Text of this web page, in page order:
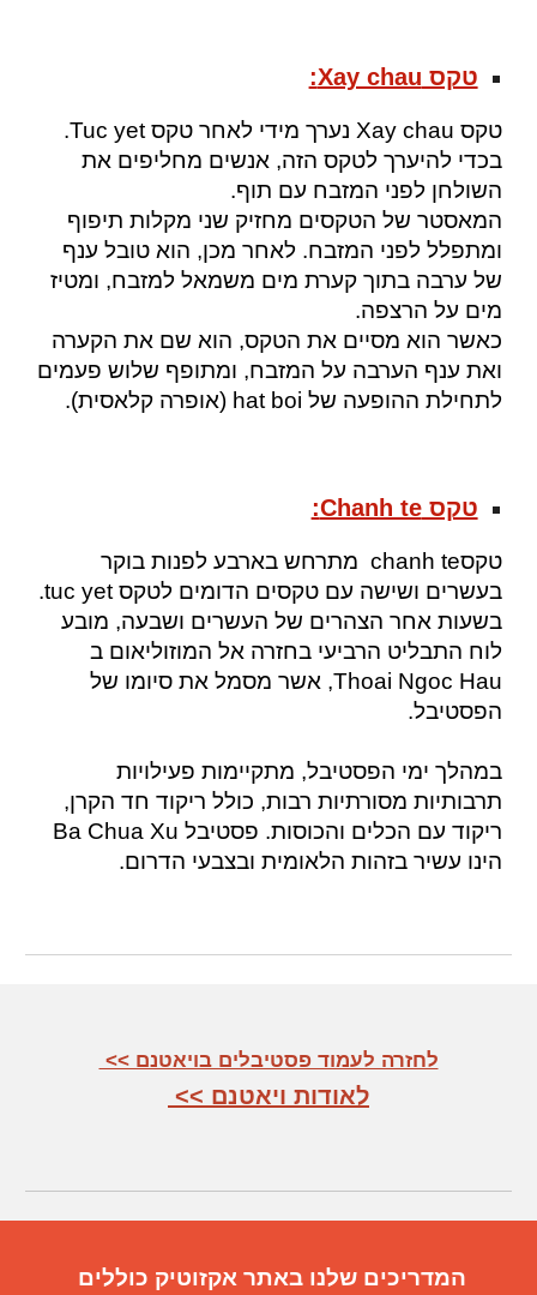
טקס Xay chau:
טקס Xay chau נערך מידי לאחר טקס Tuc yet.
בכדי להיערך לטקס הזה, אנשים מחליפים את
השולחן לפני המזבח עם תוף.
המאסטר של הטקסים מחזיק שני מקלות תיפוף
ומתפלל לפני המזבח. לאחר מכן, הוא טובל ענף
של ערבה בתוך קערת מים משמאל למזבח, ומטיז
מים על הרצפה.
כאשר הוא מסיים את הטקס, הוא שם את הקערה
ואת ענף הערבה על המזבח, ומתופף שלוש פעמים
לתחילת ההופעה של hat boi (אופרה קלאסית).
טקס Chanh te:
טקסchanh te מתרחש בארבע לפנות בוקר
בעשרים ושישה עם טקסים הדומים לטקס tuc yet.
בשעות אחר הצהרים של העשרים ושבעה, מובע
לוח התבליט הרביעי בחזרה אל המוזוליאום ב
Thoai Ngoc Hau, אשר מסמל את סיומו של
הפסטיבל.
במהלך ימי הפסטיבל, מתקיימות פעילויות
תרבותיות מסורתיות רבות, כולל ריקוד חד הקרן,
ריקוד עם הכלים והכוסות. פסטיבל Ba Chua Xu
הינו עשיר בזהות הלאומית ובצבעי הדרום.
לחזרה לעמוד פסטיבלים בויאטנם >>
לאודות ויאטנם >>
המדריכים שלנו באתר אקזוטיק כוללים